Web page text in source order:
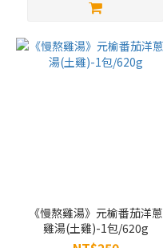
《慢熬雞湯》元榆番茄洋蔥
雞湯(土雞)-1包/620g